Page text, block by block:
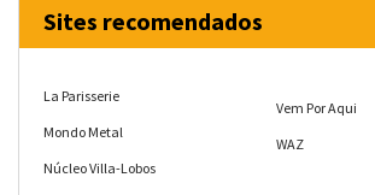
Sites recomendados
La Parisserie
Mondo Metal
Núcleo Villa-Lobos
Vem Por Aqui
WAZ